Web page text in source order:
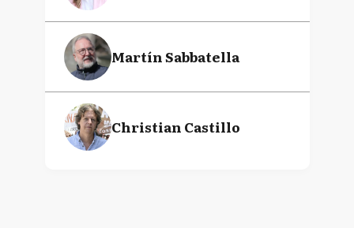
Martín Sabbatella
Christian Castillo